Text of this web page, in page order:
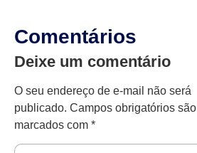
Comentários
Deixe um comentário
O seu endereço de e-mail não será
publicado. Campos obrigatórios são
marcados com *